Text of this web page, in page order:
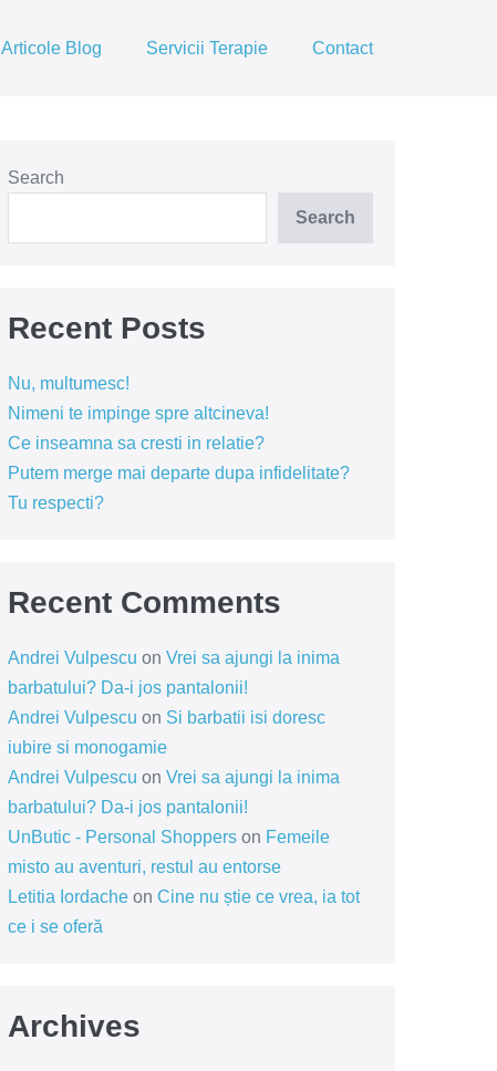
Articole Blog Servicii Terapie Contact
Search
Search
Recent Posts
Nu, multumesc!
Nimeni te impinge spre altcineva!
Ce inseamna sa cresti in relatie?
Putem merge mai departe dupa infidelitate?
Tu respecti?
Recent Comments
Andrei Vulpescu on Vrei sa ajungi la inima
barbatului? Da-i jos pantalonii!
Andrei Vulpescu on Si barbatii isi doresc
iubire si monogamie
Andrei Vulpescu on Vrei sa ajungi la inima
barbatului? Da-i jos pantalonii!
UnButic - Personal Shopperson Femeile
misto au aventuri, restul au entorse
Letitia Iordacheon Cine nu știe ce vrea, ia tot
ce i se oferă
Archives